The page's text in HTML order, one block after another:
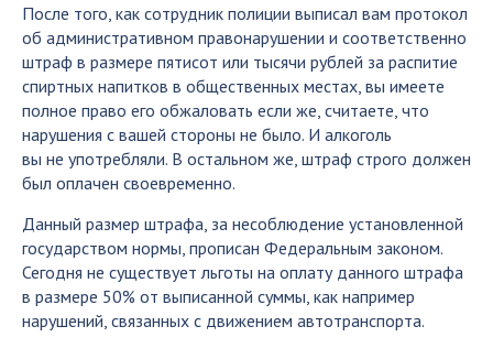
После того, как сотрудник полиции выписал вам протокол
об административном правонарушении и соответственно
штраф в размере пятисот или тысячи рублей за распитие
спиртных напитков в общественных местах, вы имеете
полное право его обжаловать если же, считаете, что
нарушения с вашей стороны не было. И алкоголь
вы не употребляли. В остальном же, штраф строго должен
был оплачен своевременно.
Данный размер штрафа, за несоблюдение установленной
государством нормы, прописан Федеральным законом.
Сегодня не существует льготы на оплату данного штрафа
в размере 50% от выписанной суммы, как например
нарушений, связанных с движением автотранспорта.